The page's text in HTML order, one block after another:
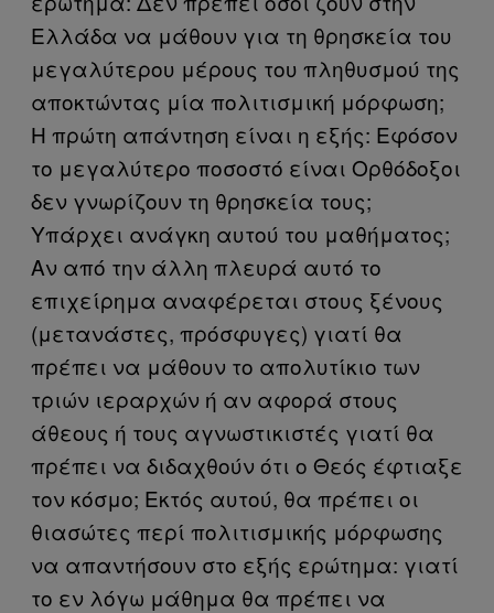
Ελλάδα να μάθουν για τη θρησκεία του
μεγαλύτερου μέρους του πληθυσμού της
αποκτώντας μία πολιτισμική μόρφωση;
Η πρώτη απάντηση είναι η εξής: Εφόσον
το μεγαλύτερο ποσοστό είναι Ορθόδοξοι
δεν γνωρίζουν τη θρησκεία τους;
Υπάρχει ανάγκη αυτού του μαθήματος;
Αν από την άλλη πλευρά αυτό το
επιχείρημα αναφέρεται στους ξένους
(μετανάστες, πρόσφυγες) γιατί θα
πρέπει να μάθουν το απολυτίκιο των
τριών ιεραρχών ή αν αφορά στους
άθεους ή τους αγνωστικιστές γιατί θα
πρέπει να διδαχθούν ότι ο Θεός έφτιαξε
τον κόσμο; Εκτός αυτού, θα πρέπει οι
θιασώτες περί πολιτισμικής μόρφωσης
να απαντήσουν στο εξής ερώτημα: γιατί
το εν λόγω μάθημα θα πρέπει να